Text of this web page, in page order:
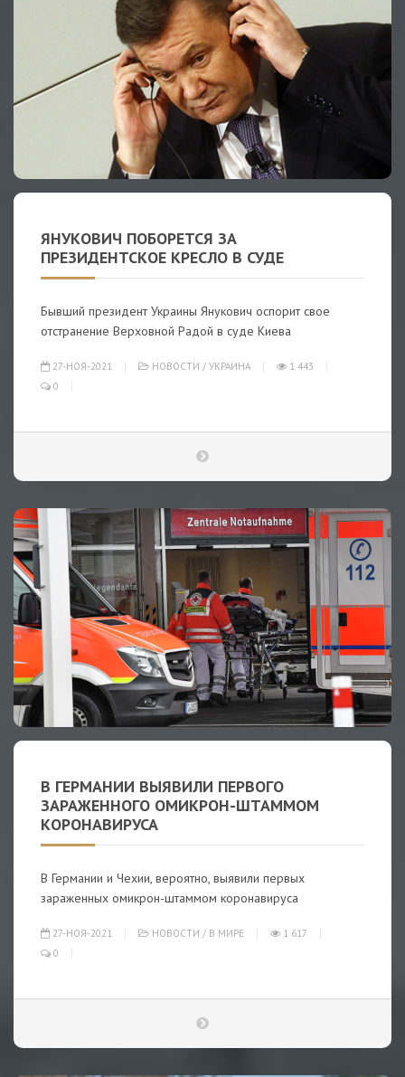
ЯНУКОВИЧ ПОБОРЕТСЯ ЗА
ПРЕЗИДЕНТСКОЕ КРЕСЛО В СУДЕ
Бывший президент Украины Янукович оспорит свое
отстранение Верховной Радой в суде Киева
27-НОЯ-2021 НОВОСТИ / УКРАИНА
1 443
0
В ГЕРМАНИИ ВЫЯВИЛИ ПЕРВОГО
ЗАРАЖЕННОГО ОМИКРОН-ШТАММОМ
КОРОНАВИРУСА
В Германии и Чехии, вероятно, выявили первых
зараженных омикрон-штаммом коронавируса
27-НОЯ-2021 НОВОСТИ / В МИРЕ
1 617
0